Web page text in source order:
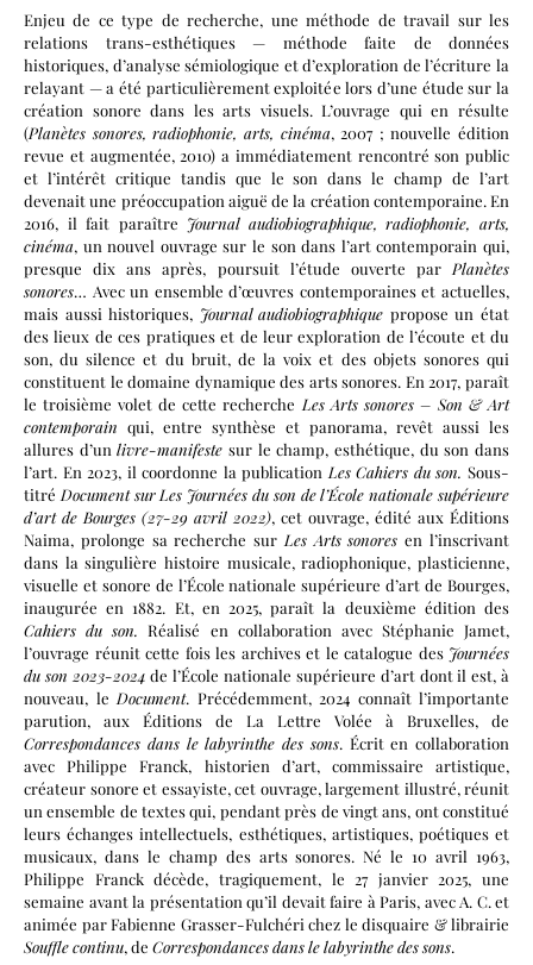
Enjeu de ce type de recherche, une méthode de travail sur les
relations trans-esthétiques — méthode faite de données
historiques, d’analyse sémiologique et d’exploration de l’écriture la
relayant — a été particulièrement exploitée lors d’une étude sur la
création sonore dans les arts visuels. L’ouvrage qui en résulte
(Planètes sonores, radiophonie, arts, cinéma, 2007 ; nouvelle édition
revue et augmentée, 2010) a immédiatement rencontré son public
et l’intérêt critique tandis que le son dans le champ de l’art
devenait une préoccupation aiguë de la création contemporaine. En
2016, il fait paraître Journal audiobiographique, radiophonie, arts,
cinéma, un nouvel ouvrage sur le son dans l’art contemporain qui,
presque dix ans après, poursuit l’étude ouverte par Planètes
sonores… Avec un ensemble d’œuvres contemporaines et actuelles,
mais aussi historiques, Journal audiobiographique propose un état
des lieux de ces pratiques et de leur exploration de l’écoute et du
son, du silence et du bruit, de la voix et des objets sonores qui
constituent le domaine dynamique des arts sonores. En 2017, paraît
le troisième volet de cette recherche Les Arts sonores – Son & Art
contemporain qui, entre synthèse et panorama, revêt aussi les
allures d’unlivre-manifestesur le champ, esthétique, du son dans
l’art. En 2023, il coordonne la publication Les Cahiers du son.Sous-
titré Document sur Les Journées du son de l’École nationale supérieure
d’art de Bourges (27-29 avril 2022), cet ouvrage, édité aux Éditions
Naima, prolonge sa recherche sur Les Arts sonoresen l’inscrivant
dans la singulière histoire musicale, radiophonique, plasticienne,
visuelle et sonore de l’École nationale supérieure d’art de Bourges,
inaugurée en 1882. Et, en 2025, paraît la deuxième édition des
Cahiers du son.Réalisé en collaboration avec Stéphanie Jamet,
l’ouvrage réunit cette fois les archives et le catalogue des Journées
du son 2023-2024de l’École nationale supérieure d’art dont il est, à
nouveau, le Document. Précédemment, 2024 connaît l’importante
parution, aux Éditions de La Lettre Volée à Bruxelles, de
Correspondances dans le labyrinthe des sons. Écrit en collaboration
avec Philippe Franck, historien d’art, commissaire artistique,
créateur sonore et essayiste, cet ouvrage, largement illustré, réunit
un ensemble de textes qui, pendant près de vingt ans, ont constitué
leurs échanges intellectuels, esthétiques, artistiques, poétiques et
musicaux, dans le champ des arts sonores. Né le 10 avril 1963,
Philippe Franck décède, tragiquement, le 27 janvier 2025, une
semaine avant la présentation qu’il devait faire à Paris, avec A. C. et
animée par Fabienne Grasser-Fulchéri chez le disquaire & librairie
Souffle continu, de Correspondances dans le labyrinthe des sons.